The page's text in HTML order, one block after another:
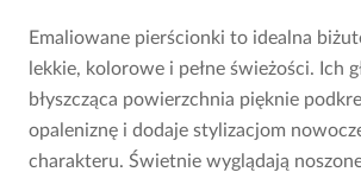
Emaliowane pierścionki to idealna
lekkie, kolorowe i pełne świeżości. Ich
błyszcząca powierzchnia pięknie
opaleniznę i dodaje stylizacjom
charakteru. Świetnie wyglądają